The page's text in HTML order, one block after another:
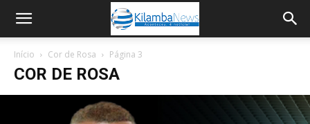
Início Cor de Rosa Página 3
COR DE ROSA